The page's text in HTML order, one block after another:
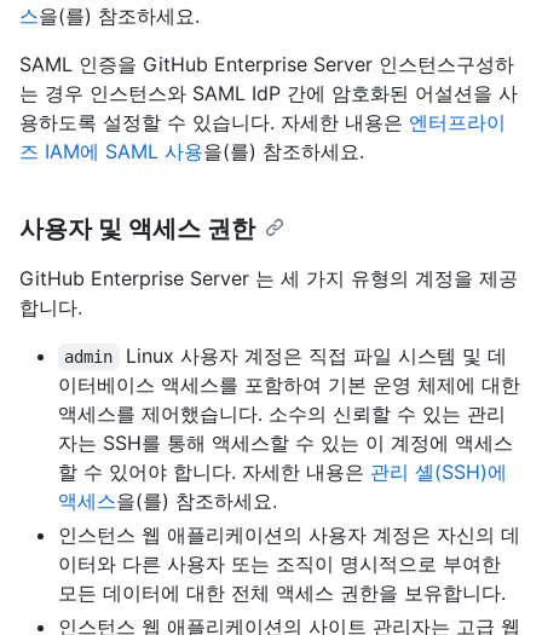
스을(를) 참조하세요.
SAML 인증을 GitHub Enterprise Server 인스턴스구성하
는 경우 인스턴스와 SAML IdP 간에 암호화된 어설션을 사
용하도록 설정할 수 있습니다. 자세한 내용은 엔터프라이
즈 IAM에 SAML 사용을(를) 참조하세요.
사용자 및 액세스 권한
GitHub Enterprise Server 는 세 가지 유형의 계정을 제공
합니다.
admin
Linux 사용자 계정은 직접 파일 시스템 및 데
이터베이스 액세스를 포함하여 기본 운영 체제에 대한
액세스를 제어했습니다. 소수의 신뢰할 수 있는 관리
자는 SSH를 통해 액세스할 수 있는 이 계정에 액세스
할 수 있어야 합니다. 자세한 내용은 관리 셸(SSH)에
액세스을(를) 참조하세요.
인스턴스 웹 애플리케이션의 사용자 계정은 자신의 데
이터와 다른 사용자 또는 조직이 명시적으로 부여한
모든 데이터에 대한 전체 액세스 권한을 보유합니다.
인스턴스 웹 애플리케이션의 사이트 관리자는 고급 웹